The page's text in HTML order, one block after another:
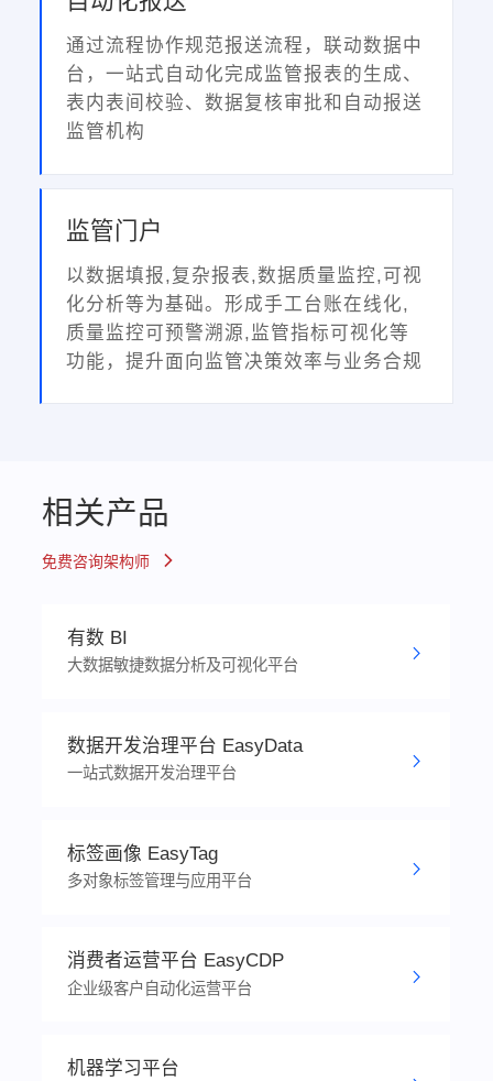
通过流程协作规范报送流程，联动数据中
台，一站式自动化完成监管报表的生成、
表内表间校验、数据复核审批和自动报送
监管机构
监管门户
以数据填报,复杂报表,数据质量监控,可视
化分析等为基础。形成手工台账在线化,
质量监控可预警溯源,监管指标可视化等
功能，提升面向监管决策效率与业务合规
相关产品
免费咨询架构师
有数 BI
大数据敏捷数据分析及可视化平台
数据开发治理平台 EasyData
一站式数据开发治理平台
标签画像 EasyTag
多对象标签管理与应用平台
消费者运营平台 EasyCDP
企业级客户自动化运营平台
机器学习平台